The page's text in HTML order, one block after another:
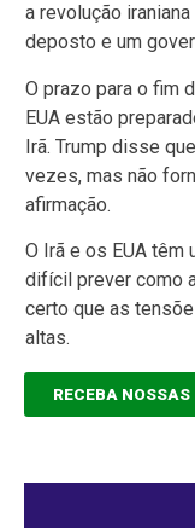
a revolução
deposto e um
O prazo para o fim
EUA estão
Irã. Trump disse
vezes, mas não
afirmação.
O Irã e os EUA têm
difícil prever como
certo que as
altas.
RECEBA